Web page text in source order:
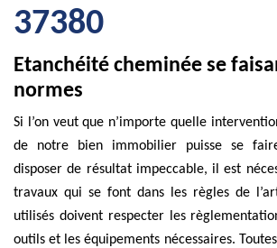
37380
Etanchéité cheminée se
normes
Si l’on veut que n’importe quelle
de notre bien immobilier puisse se
disposer de résultat impeccable, il est
travaux qui se font dans les règles de
utilisés doivent respecter les
outils et les équipements nécessaires.